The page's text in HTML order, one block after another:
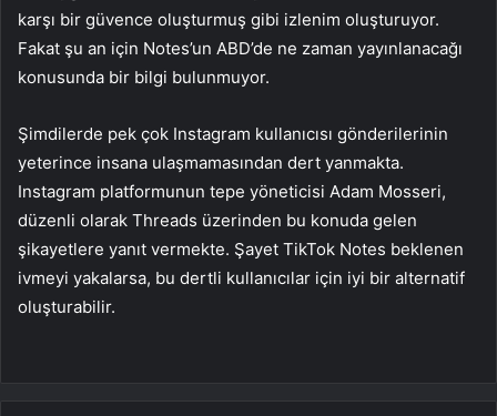
karşı bir güvence oluşturmuş gibi izlenim oluşturuyor.
Fakat şu an için Notes’un ABD’de ne zaman yayınlanacağı
konusunda bir bilgi bulunmuyor.
Şimdilerde pek çok Instagram kullanıcısı gönderilerinin
yeterince insana ulaşmamasından dert yanmakta.
Instagram platformunun tepe yöneticisi Adam Mosseri,
düzenli olarak Threads üzerinden bu konuda gelen
şikayetlere yanıt vermekte. Şayet TikTok Notes beklenen
ivmeyi yakalarsa, bu dertli kullanıcılar için iyi bir alternatif
oluşturabilir.